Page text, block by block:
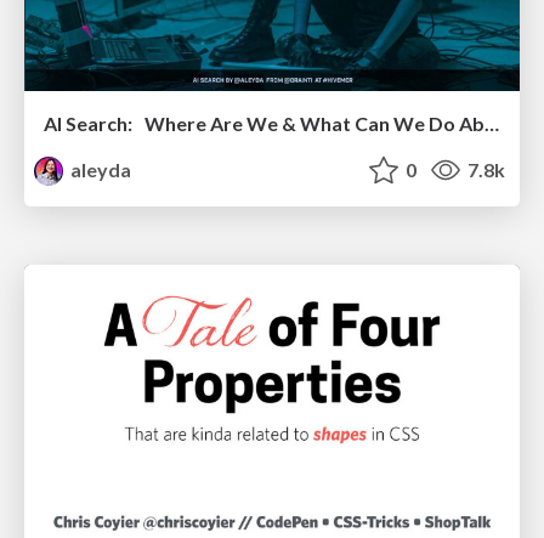
AI Search: Where Are We & What Can We Do About It?
aleyda
0 7.8k